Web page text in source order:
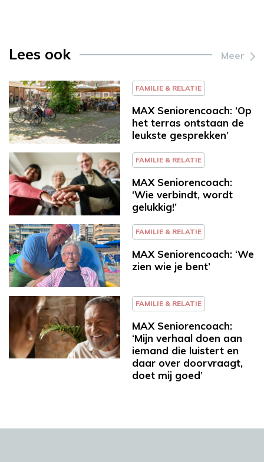
Lees ook Meer
FAMILIE & RELATIE
MAX Seniorencoach: ‘Op
het terras ontstaan de
leukste gesprekken’
FAMILIE & RELATIE
MAX Seniorencoach:
‘Wie verbindt, wordt
gelukkig!’
FAMILIE & RELATIE
MAX Seniorencoach: ‘We
zien wie je bent’
FAMILIE & RELATIE
MAX Seniorencoach:
‘Mijn verhaal doen aan
iemand die luistert en
daar over doorvraagt,
doet mij goed’